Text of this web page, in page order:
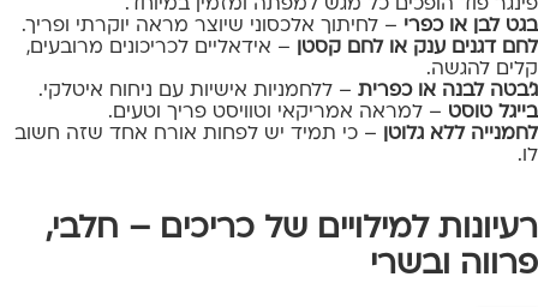
פינגר פוד הופכים כל מגש למפתה ומזמין במיוחד.
בגט לבן או כפרי – לחיתוך אלכסוני שיוצר מראה יוקרתי ופריך.
לחם דגנים ענק או לחם קסטן
– אידאליים לכריכונים מרובעים,
קלים להגשה.
ג'בטה לבנה או כפרית – ללחמניות אישיות עם ניחוח איטלקי.
בייגל טוסט – למראה אמריקאי וטוויסט פריך וטעים.
לחמנייה ללא גלוטן – כי תמיד יש לפחות אורח אחד שזה חשוב
לו.
רעיונות למילויים של כריכים – חלבי,
פרווה ובשרי